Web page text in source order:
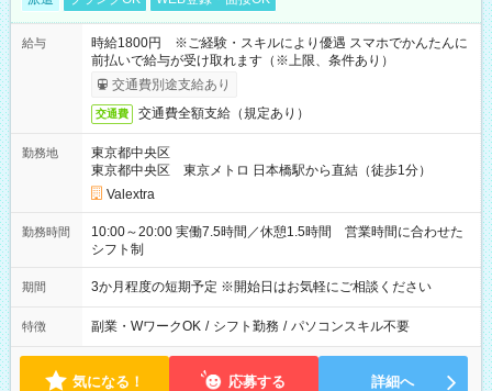
給与
時給1800円 ※ご経験・スキルにより優遇 スマホでかんたんに
前払いで給与が受け取れます（※上限、条件あり）
交通費別途支給あり
交通費 交通費全額支給（規定あり）
勤務地
東京都中央区
東京都中央区 東京メトロ 日本橋駅から直結（徒歩1分）
Valextra
勤務時間
10:00～20:00 実働7.5時間／休憩1.5時間 営業時間に合わせた
シフト制
期間 3か月程度の短期予定 ※開始日はお気軽にご相談ください
特徴 副業・WワークOK / シフト勤務 / パソコンスキル不要
気になる！ 応募する 詳細へ